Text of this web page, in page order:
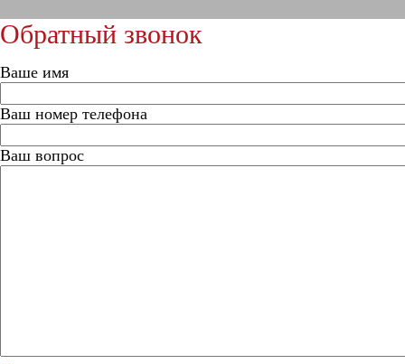
Обратный звонок
Ваше имя
Ваш номер телефона
Ваш вопрос